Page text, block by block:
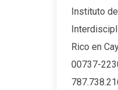
Instituto
Rico en
00737-